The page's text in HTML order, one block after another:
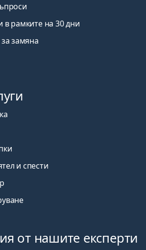
в рамките на 30 дни
замяна
и спести
от нашите експерти